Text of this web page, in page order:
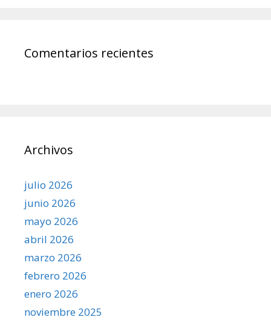
Comentarios recientes
Archivos
julio 2026
junio 2026
mayo 2026
abril 2026
marzo 2026
febrero 2026
enero 2026
noviembre 2025